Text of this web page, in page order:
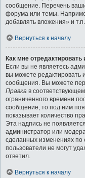
сообщение. Перечень
форума или темы.
добавлять вложения» и т.п.
Вернуться к началу
Как мне
Если вы не являетесь
вы можете редактировать
сообщения. Вы можете
Правка в
ограниченного времени
сообщение, то под ним
показывает количество
Эта надпись не
администратор или
сделанных изменениях по
пользователи не могут
ответил.
Вернуться к началу